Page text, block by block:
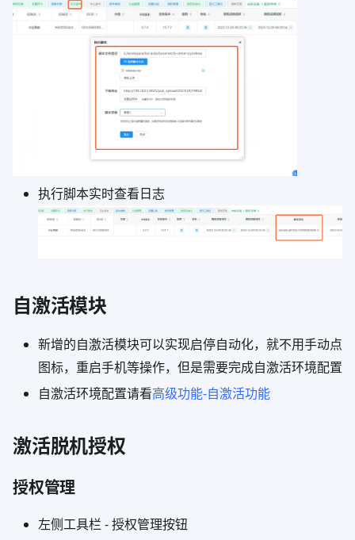
执行脚本实时查看日志
自激活模块
新增的自激活模块可以实现启停自动化，就不用手动点
图标，重启手机等操作，但是需要完成自激活环境配置
自激活环境配置请看高级功能-自激活功能
激活脱机授权
授权管理
左侧工具栏 - 授权管理按钮